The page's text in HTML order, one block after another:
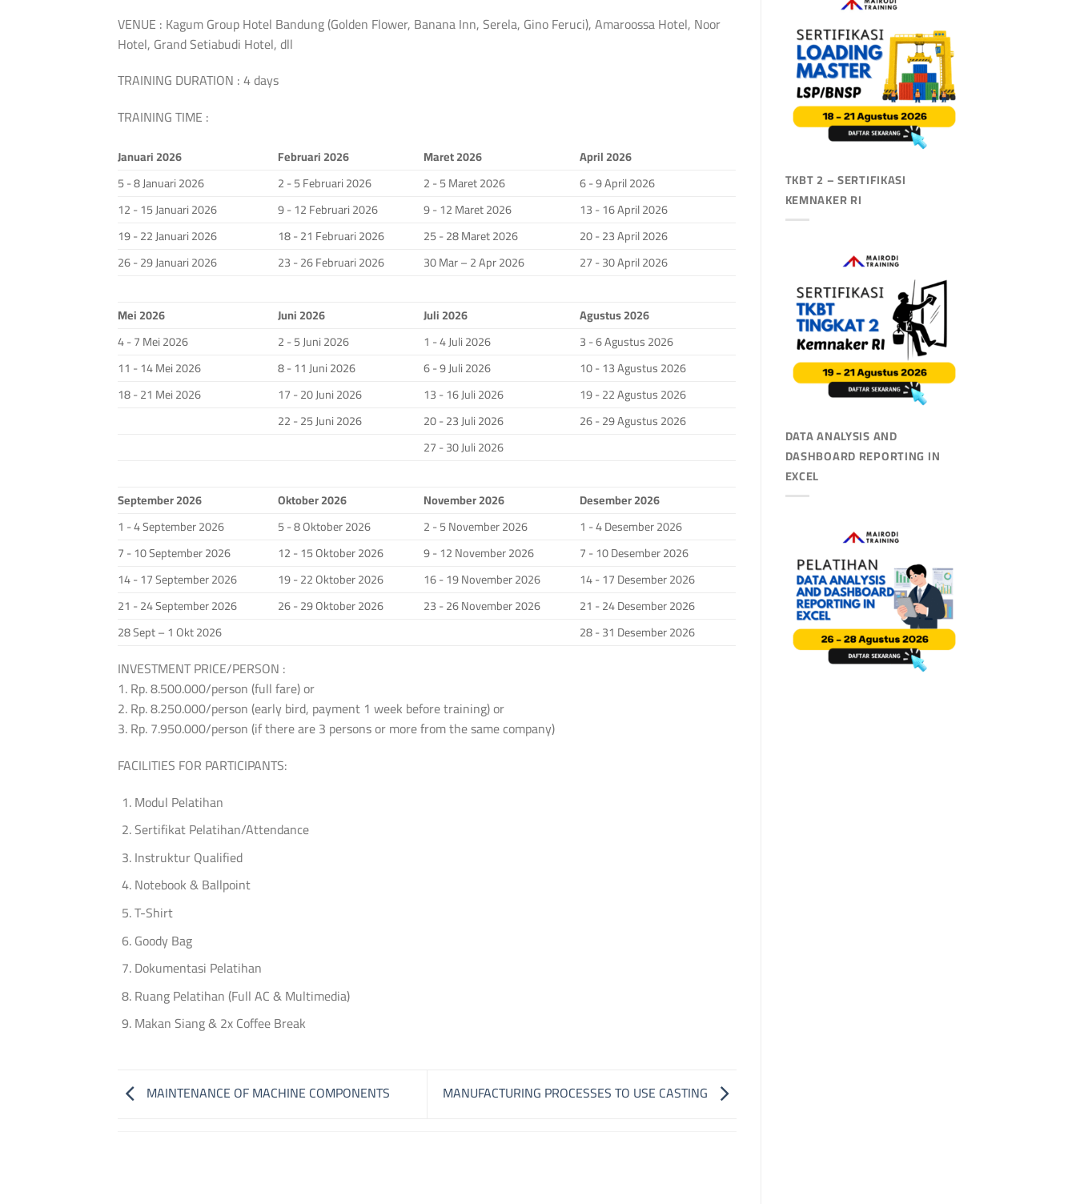
VENUE : Kagum Group Hotel Bandung (Golden Flower, Banana Inn, Serela, Gino Feruci), Amaroossa Hotel, Noor
Hotel, Grand Setiabudi Hotel, dll
TRAINING DURATION : 4 days
TRAINING TIME :
Januari 2026 Februari 2026 Maret 2026
April 2026
5 - 8 Januari 2026
2 - 5 Februari 2026 2 - 5 Maret 2026
6 - 9 April 2026
12 - 15 Januari 2026
9 - 12 Februari 2026 9 - 12 Maret 2026
13 - 16 April 2026
19 - 22 Januari 2026
18 - 21 Februari 2026 25 - 28 Maret 2026
20 - 23 April 2026
26 - 29 Januari 2026
23 - 26 Februari 2026 30 Mar – 2 Apr 2026 27 - 30 April 2026
Mei 2026 Juni 2026 Juli 2026
Agustus 2026
4 - 7 Mei 2026
2 - 5 Juni 2026 1 - 4 Juli 2026
3 - 6 Agustus 2026
11 - 14 Mei 2026
8 - 11 Juni 2026 6 - 9 Juli 2026
10 - 13 Agustus 2026
18 - 21 Mei 2026
17 - 20 Juni 2026 13 - 16 Juli 2026
19 - 22 Agustus 2026
22 - 25 Juni 2026
20 - 23 Juli 2026
26 - 29 Agustus 2026
27 - 30 Juli 2026
September 2026 Oktober 2026 November 2026
Desember 2026
1 - 4 September 2026
5 - 8 Oktober 2026 2 - 5 November 2026
1 - 4 Desember 2026
7 - 10 September 2026
12 - 15 Oktober 2026 9 - 12 November 2026
7 - 10 Desember 2026
14 - 17 September 2026
19 - 22 Oktober 2026 16 - 19 November 2026
14 - 17 Desember 2026
21 - 24 September 2026
26 - 29 Oktober 2026 23 - 26 November 2026
21 - 24 Desember 2026
28 Sept – 1 Okt 2026
28 - 31 Desember 2026
INVESTMENT PRICE/PERSON :
1. Rp. 8.500.000/person (full fare) or
2. Rp. 8.250.000/person (early bird, payment 1 week before training) or
3. Rp. 7.950.000/person (if there are 3 persons or more from the same company)
FACILITIES FOR PARTICIPANTS:
Modul Pelatihan
Sertifikat Pelatihan/Attendance
Instruktur Qualified
Notebook & Ballpoint
T-Shirt
Goody Bag
Dokumentasi Pelatihan
Ruang Pelatihan (Full AC & Multimedia)
Makan Siang & 2x Coffee Break
MAINTENANCE OF MACHINE COMPONENTS MANUFACTURING PROCESSES TO USE CASTING
TKBT 2 – SERTIFIKASI
KEMNAKER RI
DATA ANALYSIS AND
DASHBOARD REPORTING IN
EXCEL